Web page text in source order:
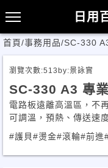
日用
首頁/事務用品/SC-330
瀏覽次數:513 by:景詠實
SC-330 A3 專
電路板遠離高溫區，不
可調溫，預熱、傳送速
#護貝#燙金#滾輪#前進